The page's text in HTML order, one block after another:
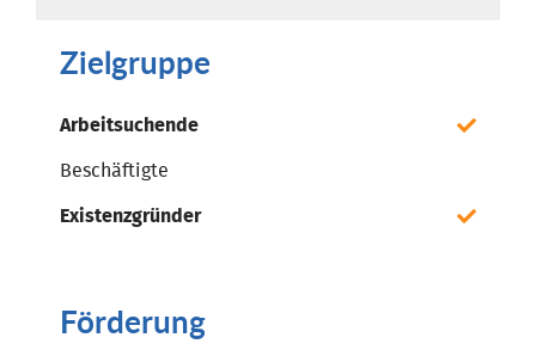
Zielgruppe
Arbeitsuchende
Beschäftigte
Existenzgründer
Förderung